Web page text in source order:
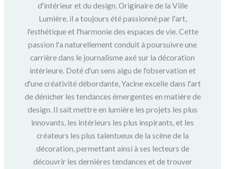
d'intérieur et du design. Originaire de la Ville
Lumière, il a toujours été passionné par l'art,
l'esthétique et l'harmonie des espaces de vie. Cette
passion l'a naturellement conduit à poursuivre une
carrière dans le journalisme axé sur la décoration
intérieure. Doté d'un sens aigu de l'observation et
d'une créativité débordante, Yacine excelle dans l'art
de dénicher les tendances émergentes en matière de
design. Il sait mettre en lumière les projets les plus
innovants, les intérieurs les plus inspirants, et les
créateurs les plus talentueux de la scène de la
décoration, permettant ainsi à ses lecteurs de
découvrir les dernières tendances et de trouver